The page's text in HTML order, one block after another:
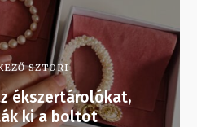
SZTORI
ékszertárolókat,
ki a boltot